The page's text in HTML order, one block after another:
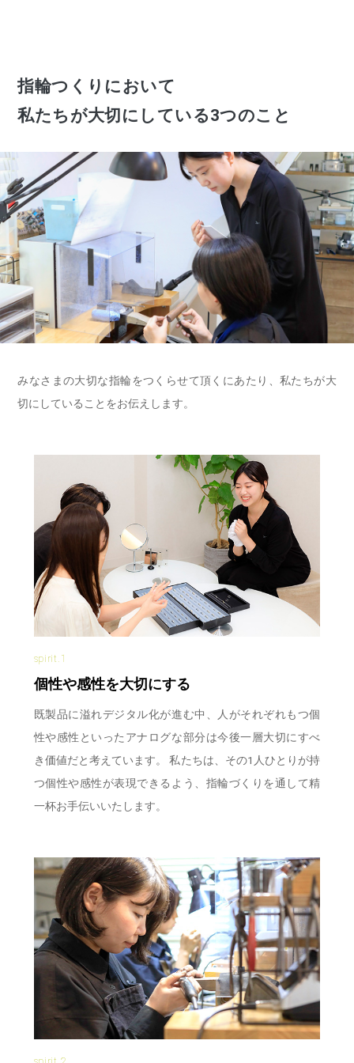
指輪つくりにおいて
私たちが大切にしている3つのこと
みなさまの大切な指輪をつくらせて頂くにあたり、私たちが大
切にしていることをお伝えします。
spirit.1
個性や感性を大切にする
既製品に溢れデジタル化が進む中、人がそれぞれもつ個
性や感性といったアナログな部分は今後一層大切にすべ
き価値だと考えています。 私たちは、その1人ひとりが持
つ個性や感性が表現できるよう、指輪づくりを通して精
一杯お手伝いいたします。